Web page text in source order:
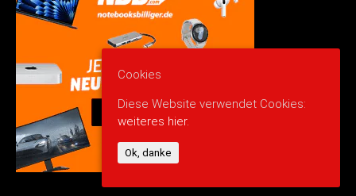
Cookies
Diese Website verwendet Cookies:
weiteres hier.
Ok, danke